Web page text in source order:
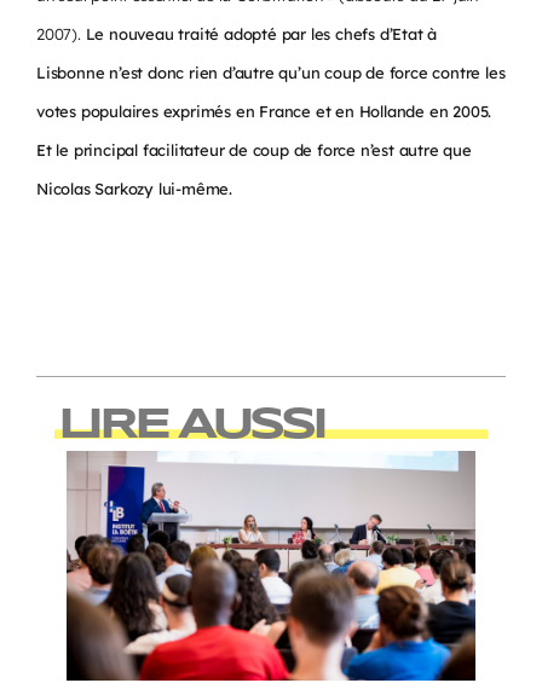
2007). Le nouveau traité adopté par les chefs d’Etat à
Lisbonne n’est donc rien d’autre qu’un coup de force contre les
votes populaires exprimés en France et en Hollande en 2005.
Et le principal facilitateur de coup de force n’est autre que
Nicolas Sarkozy lui-même.
LIRE AUSSI